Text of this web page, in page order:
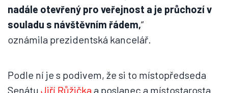
nadále otevřený pro veřejnost a je průchozí v
souladu s návštěvním řádem,“
oznámila prezidentská kancelář.
Podle ní je s podivem, že si to místopředseda
Senátu Jiří Růžičkaa poslanec a místostarosta